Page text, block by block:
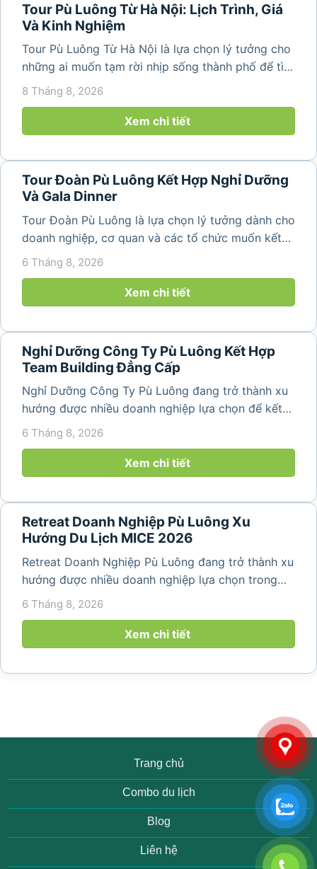
Tour Pù Luông Từ Hà Nội: Lịch Trình, Giá
Và Kinh Nghiệm
Tour Pù Luông Từ Hà Nội là lựa chọn lý tưởng cho
những ai muốn tạm rời nhịp sống thành phố để tìm
về không gian núi rừng xanh mát, những bản làng
8 Tháng 8, 2026
Xem chi tiết
Tour Đoàn Pù Luông Kết Hợp Nghỉ Dưỡng
Và Gala Dinner
Tour Đoàn Pù Luông là lựa chọn lý tưởng dành cho
doanh nghiệp, cơ quan và các tổ chức muốn kết
hợp nghỉ dưỡng, tham quan và tổ chức các hoạt
động gắn kết tập thể. Với cảnh quan thiên nhiên
nguyên sơ, không khí...
6 Tháng 8, 2026
Xem chi tiết
Nghỉ Dưỡng Công Ty Pù Luông Kết Hợp
Team Building Đẳng Cấp
Nghỉ Dưỡng Công Ty Pù Luông đang trở thành xu
hướng được nhiều doanh nghiệp lựa chọn để kết
hợp giữa nghỉ ngơi, tái tạo năng lượng và xây
lịch đơn thuần, nhiều công ty...
6 Tháng 8, 2026
Xem chi tiết
Retreat Doanh Nghiệp Pù Luông Xu
Hướng Du Lịch MICE 2026
Retreat Doanh Nghiệp Pù Luông đang trở thành xu
hướng được nhiều doanh nghiệp lựa chọn trong
năm 2026 khi nhu cầu kết hợp nghỉ dưỡng, hội
họp và gắn kết đội ngũ ngày càng tăng. Không chỉ
mang đến khoảng thời gian thư giãn...
6 Tháng 8, 2026
Xem chi tiết
Trang chủ
Combo du lịch
Blog
Liên hệ